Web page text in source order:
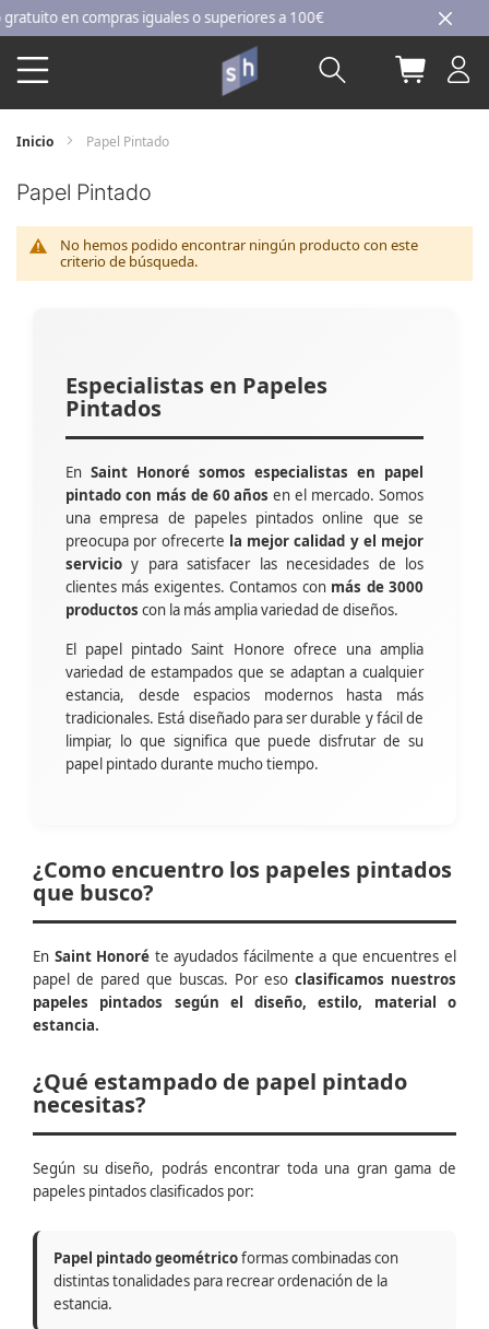
Ir
al
contenido
en compras iguales o superiores a 100€
Buscar Mi
Inicio Papel Pintado
Papel Pintado
No hemos podido encontrar ningún producto con este
criterio de búsqueda.
Especialistas en Papeles
Pintados
En Saint Honoré somos especialistas en papel
pintado con más de 60 años en el mercado. Somos
una empresa de papeles pintados online que se
preocupa por ofrecerte la mejor calidad y el mejor
servicio y para satisfacer las necesidades de los
clientes más exigentes. Contamos con más de 3000
productos con la más amplia variedad de diseños.
El papel pintado Saint Honore ofrece una amplia
variedad de estampados que se adaptan a cualquier
estancia, desde espacios modernos hasta más
tradicionales. Está diseñado para ser durable y fácil de
limpiar, lo que significa que puede disfrutar de su
papel pintado durante mucho tiempo.
¿Como encuentro los papeles pintados
que busco?
En Saint Honoré te ayudados fácilmente a que encuentres el
papel de pared que buscas. Por eso clasificamos nuestros
papeles pintados según el diseño, estilo, material o
estancia.
¿Qué estampado de papel pintado
necesitas?
Según su diseño, podrás encontrar toda una gran gama de
papeles pintados clasificados por:
Papel pintado geométricoformas combinadas con
distintas tonalidades para recrear ordenación de la
estancia.